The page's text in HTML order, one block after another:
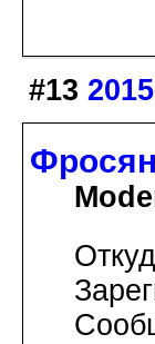
#13